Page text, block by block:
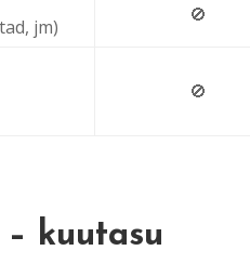
jm)
🚫
🚫
kuutasu